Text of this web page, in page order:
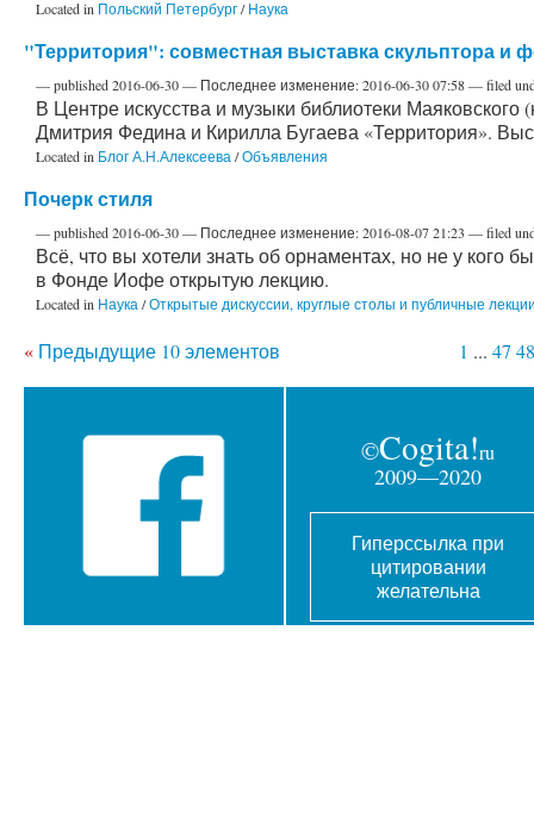
Located in Польский Петербург/Наука
"Территория": совместная выставка скульптора и
—published2016-06-30— Последнее изменение:2016-06-30 07:58— filed
В Центре искусства и музыки библиотеки Маяковского
Дмитрия Федина и Кирилла Бугаева «Территория».
Located in Блог А.Н.Алексеева /Объявления
Почерк стиля
—published2016-06-30— Последнее изменение:2016-08-07 21:23 — filed
Всё, что вы хотели знать об орнаментах, но не у кого
в Фонде Иофе открытую лекцию.
Located in Наука /Открытые дискуссии, круглые столы и публичные
« Предыдущие 10 элементов 1 ... 47 48
©Cogita!ru
2009—2020
Гиперссылка при
цитировании
желательна